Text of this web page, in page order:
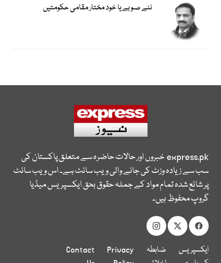
نئے صوبے یا خود مختار مقامی حکومتیں
express.pkخبروں اور حالات حاضرہ سے متعلق پاکستان کی
سب سے زیادہ وزٹ کی جانے والی ویب سائٹ ہے۔ اس ویب سائٹ
پر شائع شدہ تمام مواد کے جملہ حقوق بحق ایکسپریس میڈیا
گروپ محفوظ ہیں۔
ایکسپریس
ضابطہ
Privacy
Contact